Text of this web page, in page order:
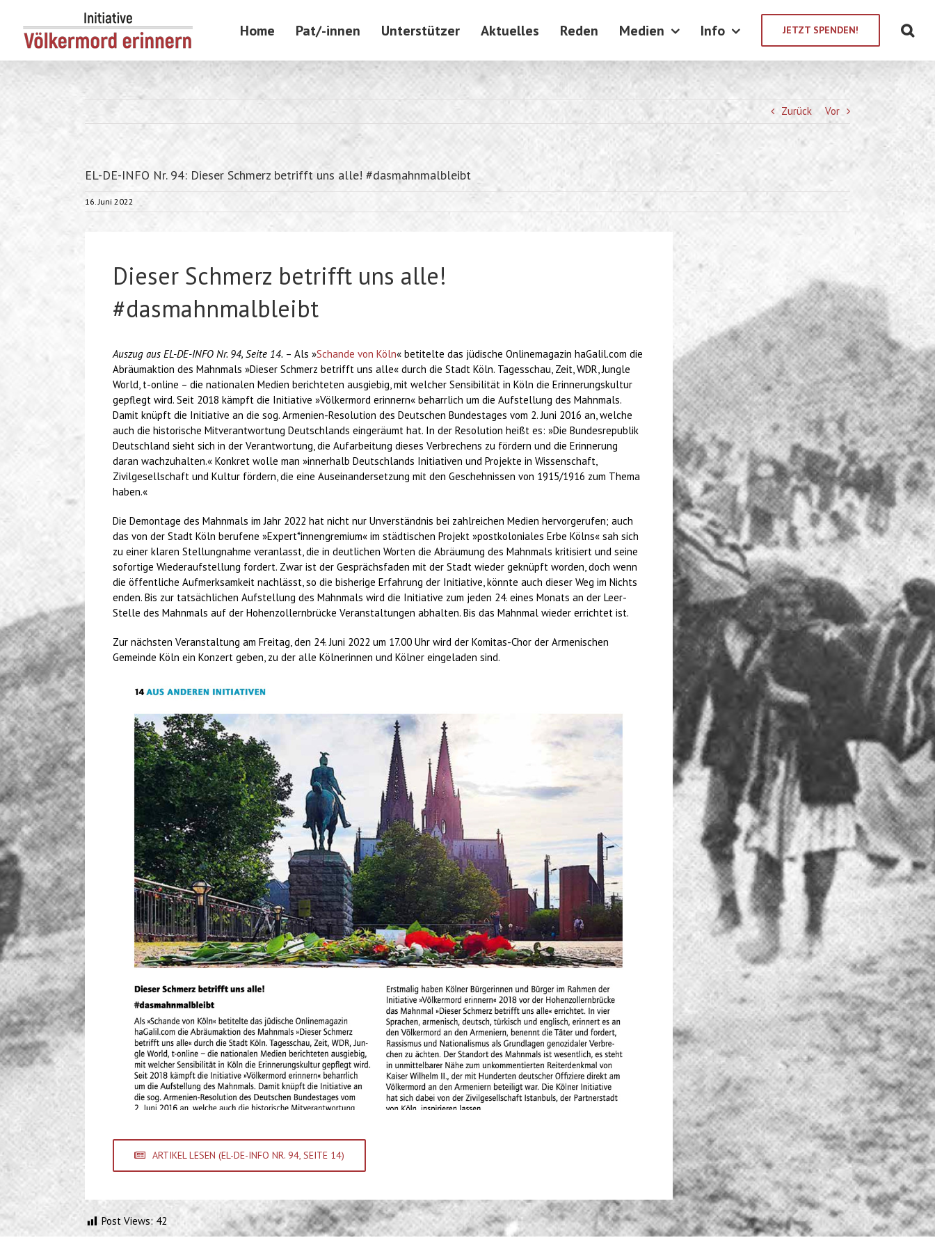
content
Home Pat/-innen Unterstützer Aktuelles Reden Medien Info JETZT SPENDEN!
Zurück Vor
EL-DE-INFO Nr. 94: Dieser Schmerz betrifft uns alle! #dasmahnmalbleibt
16. Juni 2022
Dieser Schmerz betrifft uns alle!
#dasmahnmalbleibt
Auszug aus EL-DE-INFO Nr. 94, Seite 14. – Als »Schande von Köln« betitelte das jüdische Onlinemagazin haGalil.com die
Abräumaktion des Mahnmals »Dieser Schmerz betrifft uns alle« durch die Stadt Köln. Tagesschau, Zeit, WDR, Jungle
World, t-online – die nationalen Medien berichteten ausgiebig, mit welcher Sensibilität in Köln die Erinnerungskultur
gepflegt wird. Seit 2018 kämpft die Initiative »Völkermord erinnern« beharrlich um die Aufstellung des Mahnmals.
Damit knüpft die Initiative an die sog. Armenien-Resolution des Deutschen Bundestages vom 2. Juni 2016 an, welche
auch die historische Mitverantwortung Deutschlands eingeräumt hat. In der Resolution heißt es: »Die Bundesrepublik
Deutschland sieht sich in der Verantwortung, die Aufarbeitung dieses Verbrechens zu fördern und die Erinnerung
daran wachzuhalten.« Konkret wolle man »innerhalb Deutschlands Initiativen und Projekte in Wissenschaft,
Zivilgesellschaft und Kultur fördern, die eine Auseinandersetzung mit den Geschehnissen von 1915/1916 zum Thema
haben.«
Die Demontage des Mahnmals im Jahr 2022 hat nicht nur Unverständnis bei zahlreichen Medien hervorgerufen; auch
das von der Stadt Köln berufene »Expert*innengremium« im städtischen Projekt »postkoloniales Erbe Kölns« sah sich
zu einer klaren Stellungnahme veranlasst, die in deutlichen Worten die Abräumung des Mahnmals kritisiert und seine
sofortige Wiederaufstellung fordert. Zwar ist der Gesprächsfaden mit der Stadt wieder geknüpft worden, doch wenn
die öffentliche Aufmerksamkeit nachlässt, so die bisherige Erfahrung der Initiative, könnte auch dieser Weg im Nichts
enden. Bis zur tatsächlichen Aufstellung des Mahnmals wird die Initiative zum jeden 24. eines Monats an der Leer-
Stelle des Mahnmals auf der Hohenzollernbrücke Veranstaltungen abhalten. Bis das Mahnmal wieder errichtet ist.
Zur nächsten Veranstaltung am Freitag, den 24. Juni 2022 um 17.00 Uhr wird der Komitas-Chor der Armenischen
Gemeinde Köln ein Konzert geben, zu der alle Kölnerinnen und Kölner eingeladen sind.
ARTIKEL LESEN (EL-DE-INFO NR. 94, SEITE 14)
Post Views: 42